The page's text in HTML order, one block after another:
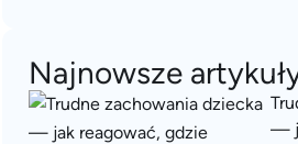
Najnowsze
—